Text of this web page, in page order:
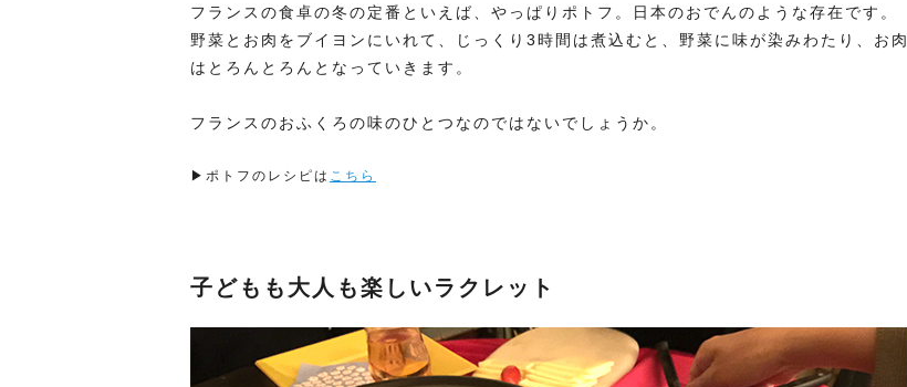
フランスの食卓の冬の定番といえば、やっぱりポトフ。日本のおでんのような存在です。
野菜とお肉をブイヨンにいれて、じっくり3時間は煮込むと、野菜に味が染みわたり、お肉
はとろんとろんとなっていきます。
フランスのおふくろの味のひとつなのではないでしょうか。
▶ポトフのレシピは こちら
子どもも大人も楽しいラクレット